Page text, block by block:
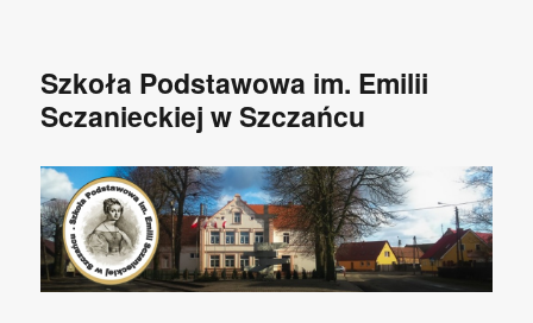
Szkoła Podstawowa im. Emilii
Sczanieckiej w Szczańcu